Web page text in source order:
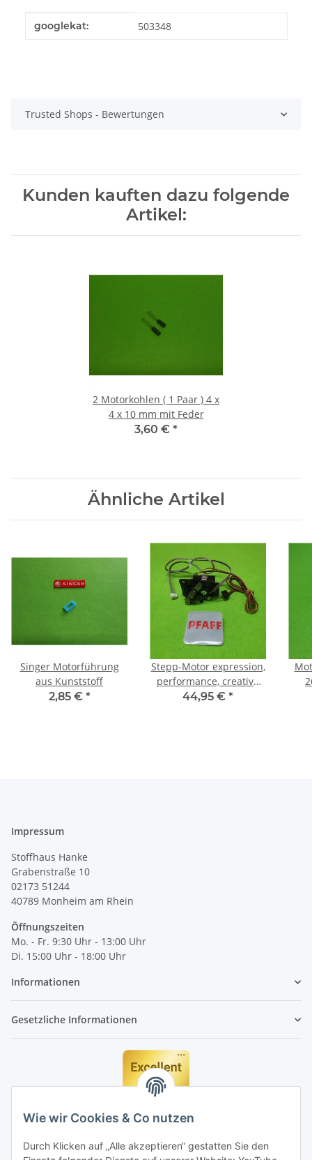
Wie wir Cookies & Co nutzen
Durch Klicken auf „Alle akzeptieren“ gestatten Sie den
Produkteigenschaft
Wert
googlekat: 503348
Trusted Shops - Bewertungen
Kunden kauften dazu folgende
Artikel:
2 Motorkohlen ( 1 Paar ) 4 x
4 x 10 mm mit Feder
3,60 € *
Ähnliche Artikel
Singer Motorführung
aus Kunststoff
2,85 € *
Stepp-Motor expression,
performance, creative
sensation, creative 3.0
44,95 € *
Impressum
Stoffhaus Hanke
Grabenstraße 10
02173 51244
40789 Monheim am Rhein
Öffnungszeiten
Mo. - Fr. 9:30 Uhr - 13:00 Uhr
Di. 15:00 Uhr - 18:00 Uhr
Informationen
Gesetzliche Informationen